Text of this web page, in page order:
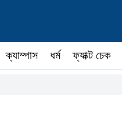
ক্যাম্পাস ধর্ম ফ্যাক্ট চেক